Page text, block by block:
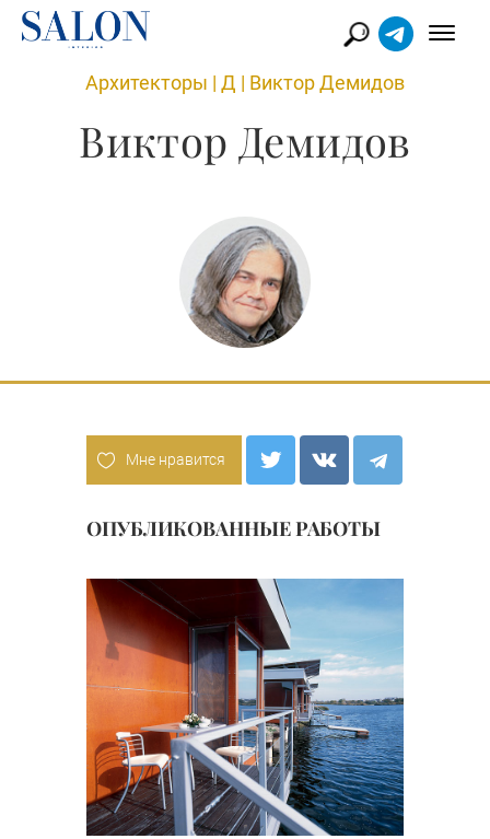
Архитекторы | Д | Виктор Демидов
Виктор Демидов
Мне нравится
ОПУБЛИКОВАННЫЕ РАБОТЫ